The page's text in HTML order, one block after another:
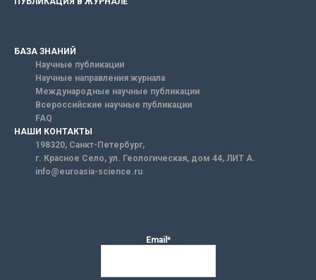
БАЗА ЗНАНИЙ
Научные публикации
Научные направления журнала
Международные научные публикации
Всероссийские научные публикации
FAQ
НАШИ КОНТАКТЫ
198320, Санкт-Петербург,
г. Красное Село, ул. Геологическая, дом 44, ЛИТ А.
info@euroasia-science.ru
Email*